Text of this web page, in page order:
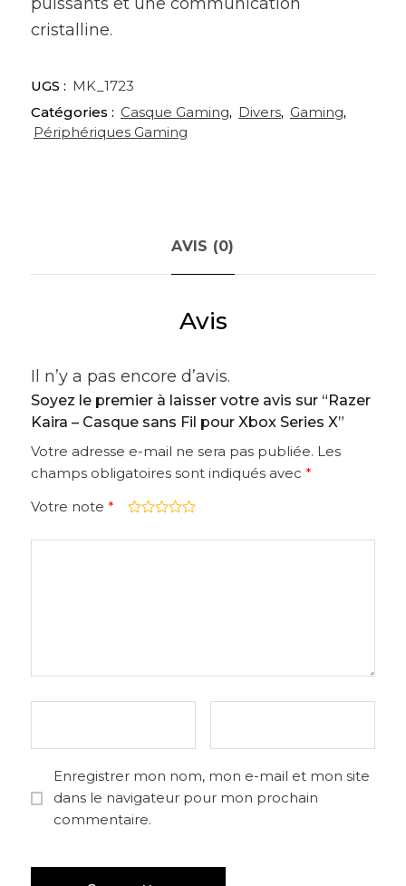
cristalline.
UGS : MK_1723
Catégories : Casque Gaming, Divers, Gaming,
Périphériques Gaming
AVIS (0)
Avis
Il n’y a pas encore d’avis.
Soyez le premier à laisser votre avis sur “Razer
Kaira – Casque sans Fil pour Xbox Series X”
Votre adresse e-mail ne sera pas publiée. Les
champs obligatoires sont indiqués avec *
Votre note *
Enregistrer mon nom, mon e-mail et mon site
dans le navigateur pour mon prochain
commentaire.